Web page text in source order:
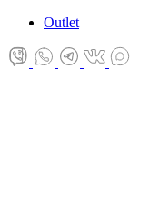
Оutlet